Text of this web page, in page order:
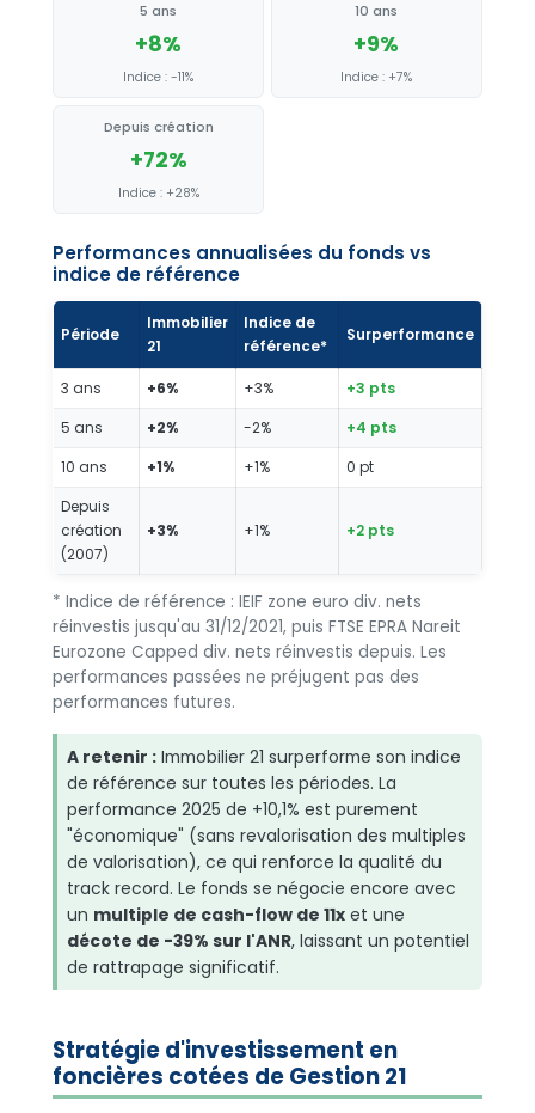
5 ans
+8%
Indice : -11%
10 ans
+9%
Indice : +7%
Depuis création
+72%
Indice : +28%
Performances annualisées du fonds vs
indice de référence
Période
Immobilier
21
Indice de
référence*
Surperformance
3 ans +6% +3%
+3 pts
5 ans
+2% -2%
+4 pts
10 ans
+1% +1%
0 pt
Depuis
création
(2007)
+3% +1% +2 pts
* Indice de référence : IEIF zone euro div. nets
réinvestis jusqu'au 31/12/2021, puis FTSE EPRA Nareit
Eurozone Capped div. nets réinvestis depuis. Les
performances passées ne préjugent pas des
performances futures.
A retenir : Immobilier 21 surperforme son indice
de référence sur toutes les périodes. La
performance 2025 de +10,1% est purement
"économique" (sans revalorisation des multiples
de valorisation), ce qui renforce la qualité du
track record. Le fonds se négocie encore avec
un multiple de cash-flow de 11x et une
décote de -39% sur l'ANR, laissant un potentiel
de rattrapage significatif.
Stratégie d'investissement en
foncières cotées de Gestion 21